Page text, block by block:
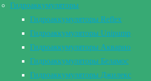
Гидроаккумуляторы
Гидроаккумуляторы Reflex
Гидроаккумуляторы Unipump
Гидроаккумуляторы Акварио
Гидроаккумуляторы Беламос
Гидроаккумуляторы Джилекс